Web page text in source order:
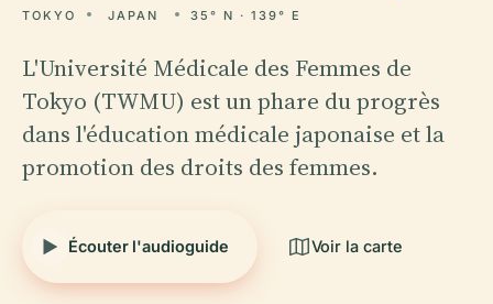
TOKYO JAPAN 35° N · 139° E
L'Université Médicale des Femmes de
Tokyo (TWMU) est un phare du progrès
dans l'éducation médicale japonaise et la
promotion des droits des femmes.
Écouter l'audioguide Voir la carte